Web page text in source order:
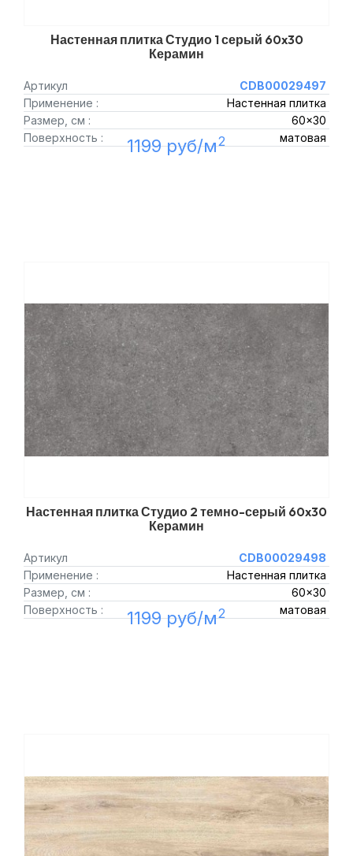
Настенная плитка Студио 1 серый 60x30
Керамин
Артикул
CDB00029497
Применение :
Настенная плитка
Размер, см :
60x30
Поверхность :
матовая
1199 руб/м2
Настенная плитка Студио 2 темно-серый 60x30
Керамин
Артикул
CDB00029498
Применение :
Настенная плитка
Размер, см :
60x30
Поверхность :
матовая
1199 руб/м2